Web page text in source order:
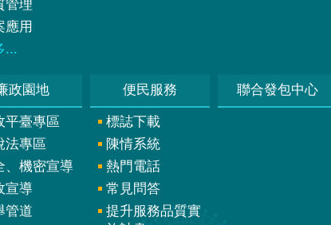
管理
應用
...
政園地
平臺專區
法專區
、機密宣導
宣導
管道
便民服務
標誌下載
陳情系統
熱門電話
常見問答
提升服務品質實
聯合發包中心